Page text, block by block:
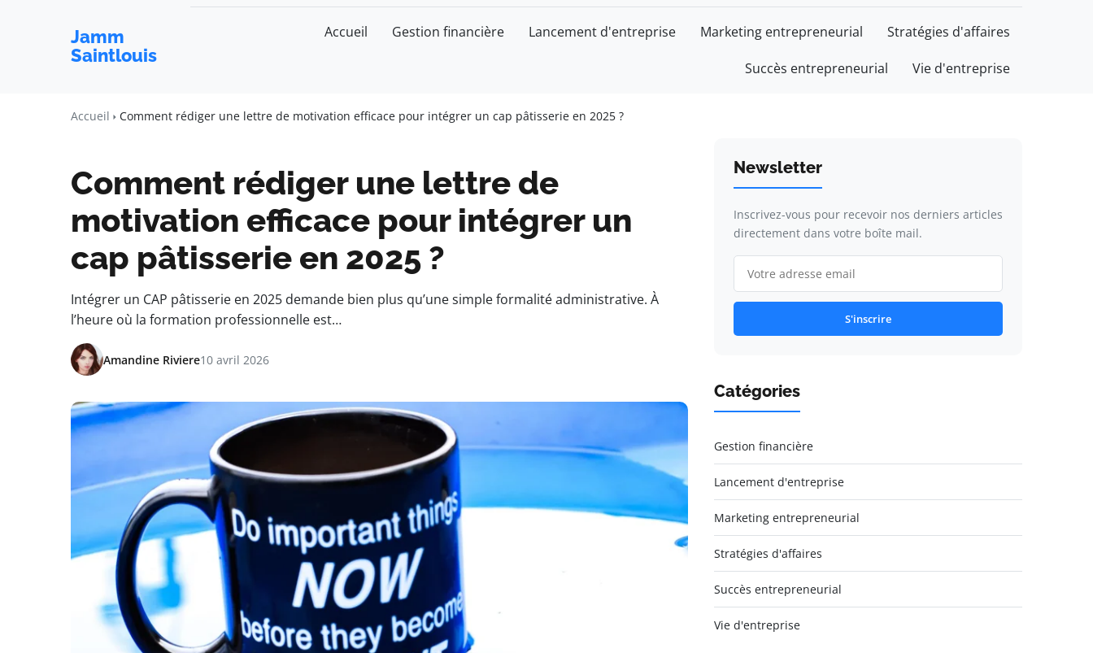
Jamm
Saintlouis
Accueil Gestion financière Lancement d'entreprise Marketing entrepreneurial Stratégies d'affaires
Succès entrepreneurial Vie d'entreprise
Accueil Comment rédiger une lettre de motivation efficace pour intégrer un cap pâtisserie en 2025 ?
Comment rédiger une lettre de
motivation efficace pour intégrer un
cap pâtisserie en 2025 ?
Intégrer un CAP pâtisserie en 2025 demande bien plus qu’une simple formalité administrative. À
l’heure où la formation professionnelle est…
Amandine Riviere10 avril 2026
Newsletter
Inscrivez-vous pour recevoir nos derniers articles
directement dans votre boîte mail.
S'inscrire
Catégories
Gestion financière
Lancement d'entreprise
Marketing entrepreneurial
Stratégies d'affaires
Succès entrepreneurial
Vie d'entreprise